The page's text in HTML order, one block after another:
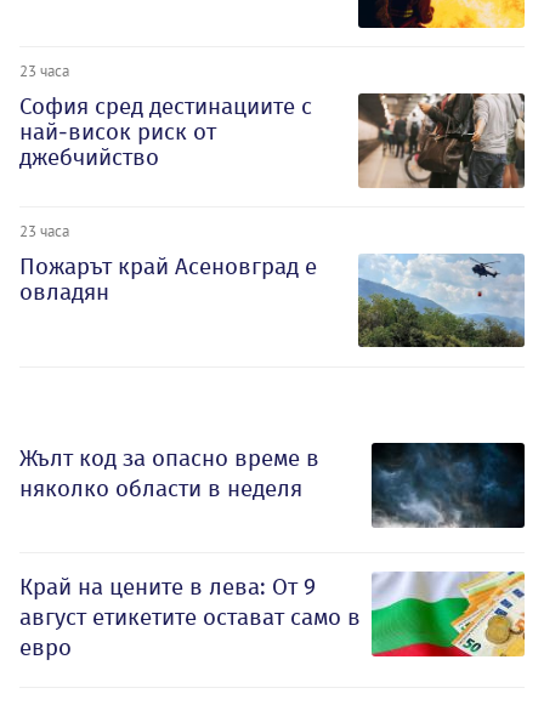
23 часа
София сред дестинациите с
най-висок риск от
джебчийство
23 часа
Пожарът край Асеновград е
овладян
Жълт код за опасно време в
няколко области в неделя
Край на цените в лева: От 9
август етикетите остават само в
евро